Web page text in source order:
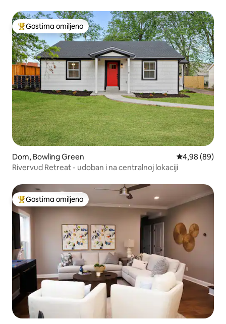
Najuspešniji među gostima omiljenim
Gostima omiljeno
Dom, Bowling Green Prosečna
4,98 (89)
Rivervud Retreat - udoban i na centralnoj lokaciji
Najuspešniji među gostima omiljenim
Gostima omiljeno